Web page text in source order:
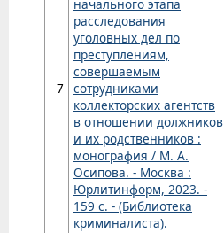
7
начального этапа
расследования
уголовных дел по
преступлениям,
совершаемым
сотрудниками
коллекторских агентств
в отношении должников
и их родственников :
монография / М. А.
Осипова. - Москва :
Юрлитинформ, 2023. -
159 с. - (Библиотека
криминалиста).